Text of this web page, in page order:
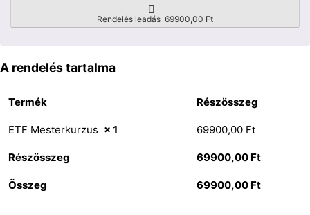
Rendelés leadás 69900,00 Ft
A rendelés tartalma
Termék Részösszeg
ETF Mesterkurzus × 1 69900,00 Ft
Részösszeg 69900,00 Ft
Összeg 69900,00 Ft